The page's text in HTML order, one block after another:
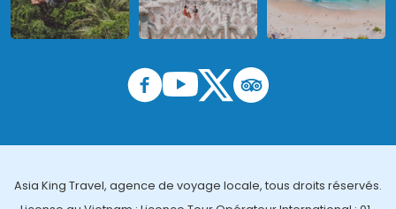
Asia King Travel, agence de voyage locale, tous droits réservés.